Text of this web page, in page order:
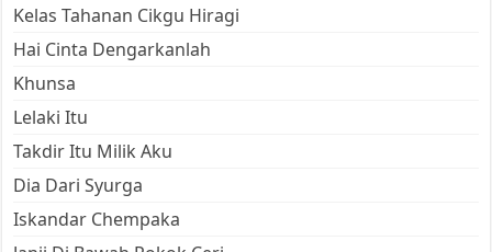
Kelas Tahanan Cikgu Hiragi
Hai Cinta Dengarkanlah
Khunsa
Lelaki Itu
Takdir Itu Milik Aku
Dia Dari Syurga
Iskandar Chempaka